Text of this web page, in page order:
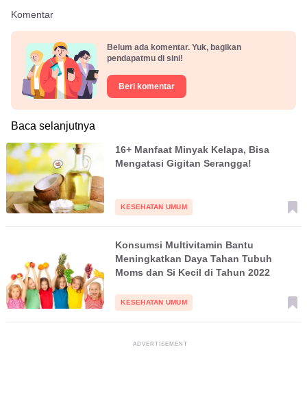
Komentar
Belum ada komentar. Yuk, bagikan
pendapatmu di sini!
Beri komentar
Baca selanjutnya
16+ Manfaat Minyak Kelapa, Bisa
Mengatasi Gigitan Serangga!
KESEHATAN UMUM
Konsumsi Multivitamin Bantu
Meningkatkan Daya Tahan Tubuh
Moms dan Si Kecil di Tahun 2022
KESEHATAN UMUM